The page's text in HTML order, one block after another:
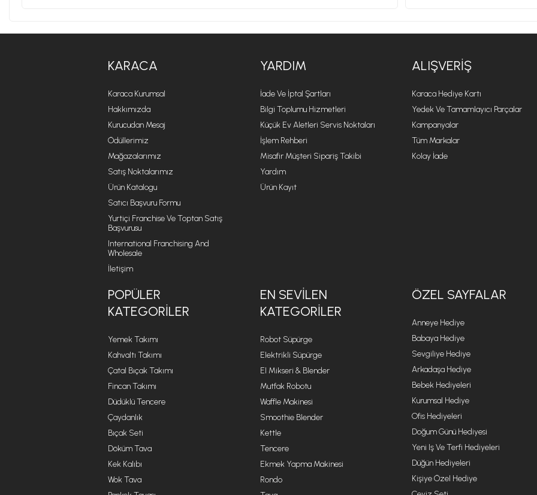
KARACA
Karaca Kurumsal
Hakkımızda
Kurucudan Mesaj
Ödüllerimiz
Mağazalarımız
Satış Noktalarımız
Ürün Katalogu
Satıcı Başvuru Formu
Yurtiçi Franchise Ve Toptan Satış
Başvurusu
International Franchising And
Wholesale
İletişim
YARDIM
İade Ve İptal Şartları
Bilgi Toplumu Hizmetleri
Küçük Ev Aletleri Servis Noktaları
İşlem Rehberi
Misafir Müşteri Sipariş Takibi
Yardım
Ürün Kayıt
ALIŞVERIŞ
Karaca Hediye Kartı
Yedek Ve Tamamlayıcı Parçalar
Kampanyalar
Tüm Markalar
Kolay İade
POPÜLER
KATEGORILER
Yemek Takımı
Kahvaltı Takımı
Çatal Bıçak Takımı
Fincan Takımı
Düdüklü Tencere
Çaydanlık
Bıçak Seti
Döküm Tava
Kek Kalıbı
Wok Tava
EN SEVILEN
KATEGORILER
Robot Süpürge
Elektrikli Süpürge
El Mikseri & Blender
Mutfak Robotu
Waffle Makinesi
Smoothie Blender
Kettle
Tencere
Ekmek Yapma Makinesi
Rondo
ÖZEL SAYFALAR
Anneye Hediye
Babaya Hediye
Sevgiliye Hediye
Arkadaşa Hediye
Bebek Hediyeleri
Kurumsal Hediye
Ofis Hediyeleri
Doğum Günü Hediyesi
Yeni Iş Ve Terfi Hediyeleri
Düğün Hediyeleri
Kişiye Özel Hediye